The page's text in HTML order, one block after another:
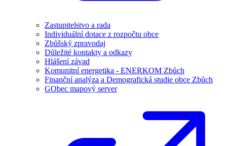
Zastupitelstvo a rada
Individuální dotace z rozpočtu obce
Zbůšský zpravodaj
Důležité kontakty a odkazy
Hlášení závad
Komunitní energetika - ENERKOM Zbůch
Finanční analýza a Demografická studie obce Zbůch
GObec mapový server